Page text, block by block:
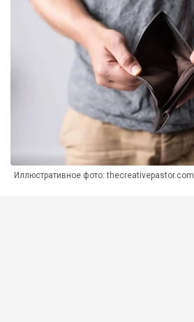
Иллюстративное фото: thecreativepastor.com